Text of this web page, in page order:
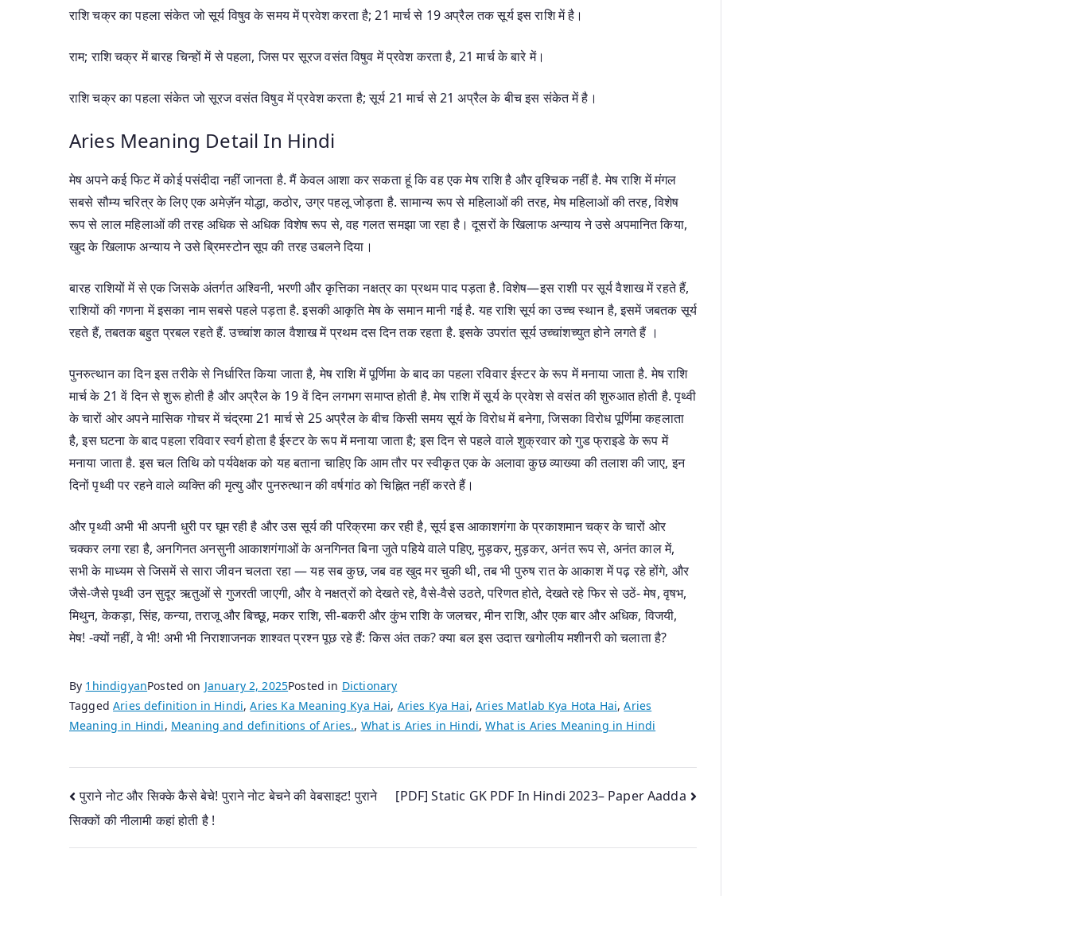
राशि चक्र का पहला संकेत जो सूर्य विषुव के समय में प्रवेश करता है; 21 मार्च से 19 अप्रैल तक सूर्य इस राशि में है।
राम; राशि चक्र में बारह चिन्हों में से पहला, जिस पर सूरज वसंत विषुव में प्रवेश करता है, 21 मार्च के बारे में।
राशि चक्र का पहला संकेत जो सूरज वसंत विषुव में प्रवेश करता है; सूर्य 21 मार्च से 21 अप्रैल के बीच इस संकेत में है।
Aries Meaning Detail In Hindi
मेष अपने कई फिट में कोई पसंदीदा नहीं जानता है. मैं केवल आशा कर सकता हूं कि वह एक मेष राशि है और वृश्चिक नहीं है. मेष राशि में मंगल
सबसे सौम्य चरित्र के लिए एक अमेज़ॅन योद्धा, कठोर, उग्र पहलू जोड़ता है. सामान्य रूप से महिलाओं की तरह, मेष महिलाओं की तरह, विशेष
रूप से लाल महिलाओं की तरह अधिक से अधिक विशेष रूप से, वह गलत समझा जा रहा है। दूसरों के खिलाफ अन्याय ने उसे अपमानित किया,
खुद के खिलाफ अन्याय ने उसे ब्रिमस्टोन सूप की तरह उबलने दिया।
बारह राशियों में से एक जिसके अंतर्गत अश्विनी, भरणी और कृत्तिका नक्षत्र का प्रथम पाद पड़ता है. विशेष—इस राशी पर सूर्य वैशाख में रहते हैं,
राशियों की गणना में इसका नाम सबसे पहले पड़ता है. इसकी आकृति मेष के समान मानी गई है. यह राशि सूर्य का उच्च स्थान है, इसमें जबतक सूर्य
रहते हैं, तबतक बहुत प्रबल रहते हैं. उच्चांश काल वैशाख में प्रथम दस दिन तक रहता है. इसके उपरांत सूर्य उच्चांशच्युत होने लगते हैं ।
पुनरुत्थान का दिन इस तरीके से निर्धारित किया जाता है, मेष राशि में पूर्णिमा के बाद का पहला रविवार ईस्टर के रूप में मनाया जाता है. मेष राशि
मार्च के 21 वें दिन से शुरू होती है और अप्रैल के 19 वें दिन लगभग समाप्त होती है. मेष राशि में सूर्य के प्रवेश से वसंत की शुरुआत होती है. पृथ्वी
के चारों ओर अपने मासिक गोचर में चंद्रमा 21 मार्च से 25 अप्रैल के बीच किसी समय सूर्य के विरोध में बनेगा, जिसका विरोध पूर्णिमा कहलाता
है, इस घटना के बाद पहला रविवार स्वर्ग होता है ईस्टर के रूप में मनाया जाता है; इस दिन से पहले वाले शुक्रवार को गुड फ्राइडे के रूप में
मनाया जाता है. इस चल तिथि को पर्यवेक्षक को यह बताना चाहिए कि आम तौर पर स्वीकृत एक के अलावा कुछ व्याख्या की तलाश की जाए, इन
दिनों पृथ्वी पर रहने वाले व्यक्ति की मृत्यु और पुनरुत्थान की वर्षगांठ को चिह्नित नहीं करते हैं।
और पृथ्वी अभी भी अपनी धुरी पर घूम रही है और उस सूर्य की परिक्रमा कर रही है, सूर्य इस आकाशगंगा के प्रकाशमान चक्र के चारों ओर
चक्कर लगा रहा है, अनगिनत अनसुनी आकाशगंगाओं के अनगिनत बिना जुते पहिये वाले पहिए, मुड़कर, मुड़कर, अनंत रूप से, अनंत काल में,
सभी के माध्यम से जिसमें से सारा जीवन चलता रहा — यह सब कुछ, जब वह खुद मर चुकी थी, तब भी पुरुष रात के आकाश में पढ़ रहे होंगे, और
जैसे-जैसे पृथ्वी उन सुदूर ऋतुओं से गुजरती जाएगी, और वे नक्षत्रों को देखते रहे, वैसे-वैसे उठते, परिणत होते, देखते रहे फिर से उठें- मेष, वृषभ,
मिथुन, केकड़ा, सिंह, कन्या, तराजू और बिच्छू, मकर राशि, सी-बकरी और कुंभ राशि के जलचर, मीन राशि, और एक बार और अधिक, विजयी,
मेष! -क्यों नहीं, वे भी! अभी भी निराशाजनक शाश्वत प्रश्न पूछ रहे हैं: किस अंत तक? क्या बल इस उदात्त खगोलीय मशीनरी को चलाता है?
By 1hindigyanPosted on January 2, 2025Posted in Dictionary
TaggedAries definition in Hindi,Aries Ka Meaning Kya Hai, Aries Kya Hai,Aries Matlab Kya Hota Hai,Aries
Meaning in Hindi, Meaning and definitions of Aries., What is Aries in Hindi,What is Aries Meaning in Hindi
Post
navigation
पुराने नोट और सिक्के कैसे बेचे! पुराने नोट बेचने की वेबसाइट! पुराने
सिक्कों की नीलामी कहां होती है !
[PDF] Static GK PDF In Hindi 2023– Paper Aadda